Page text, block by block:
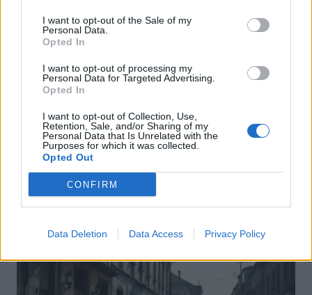
I want to opt-out of the Sale of my
Personal Data.
Opted In
I want to opt-out of processing my
Personal Data for Targeted Advertising.
Opted In
I want to opt-out of Collection, Use,
Retention, Sale, and/or Sharing of my
Personal Data that Is Unrelated with the
Purposes for which it was collected.
Opted Out
CONFIRM
Data Deletion Data Access Privacy Policy
Actus Info
Pourquoi le bouton start/stop disparaît
des voitures électriques